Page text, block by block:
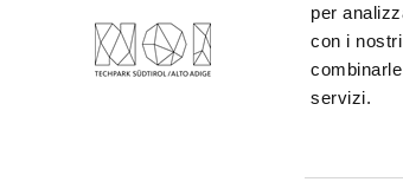
per
con i
servizi.
39100 Bolzano
Italia
P. IVA
+39